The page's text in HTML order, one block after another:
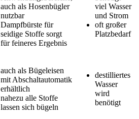
auch als Hosenbügler
nutzbar
Dampfbürste für
seidige Stoffe sorgt
für feineres Ergebnis
viel Wasser
und Strom
oft großer
Platzbedarf
auch als Bügeleisen
mit Abschaltautomatik
erhältlich
nahezu alle Stoffe
lassen sich bügeln
destilliertes
Wasser
wird
benötigt